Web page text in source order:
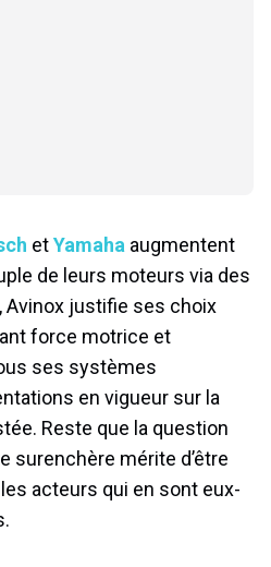
etYamaha augmentent
de leurs moteurs via des
Avinox justifie ses choix
force motrice et
ses systèmes
en vigueur sur la
Reste que la question
surenchère mérite d’être
acteurs qui en sont eux-